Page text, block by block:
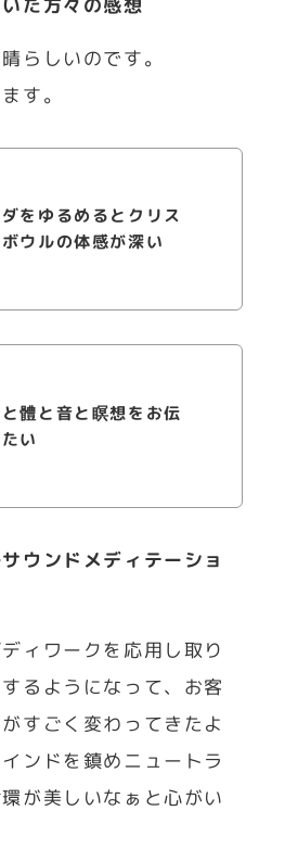
た方々の感想
らしいのです。
す。
をゆるめるとクリス
ウルの体感が深い
體と音と瞑想をお伝
い
ウンドメディテーショ
ィワークを応用し取り
るようになって、お客
すごく変わってきたよ
ンドを鎮めニュートラ
が美しいなぁと心がい